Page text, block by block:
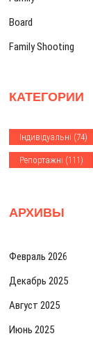
а
и
я
м
Board
Family Shooting
КАТЕГОРИИ
Iндивiдуальнi (74)
Репортажнi (111)
АРХИВЫ
Февраль 2026
Декабрь 2025
Август 2025
Июнь 2025